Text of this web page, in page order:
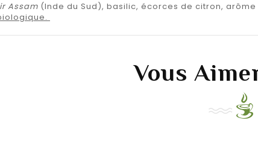
Assam (Inde du Sud), basilic, écorces de citron,
Vous